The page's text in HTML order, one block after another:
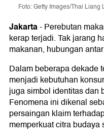
Foto: Getty Images/Thai Liang
Jakarta-Perebutan
kerap terjadi. Tak jarang
makanan, hubungan
Dalam beberapa dekade
menjadi kebutuhan
juga simbol identitas dan
Fenomena ini dikenal
persaingan klaim
memperkuat citra budaya